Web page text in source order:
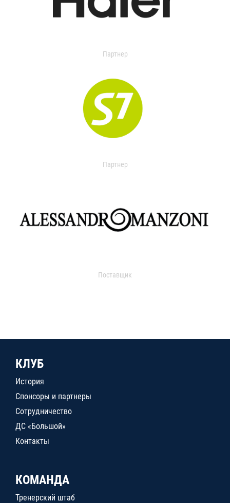
Партнер
Партнер
Поставщик
КЛУБ
История
Спонсоры и партнеры
Сотрудничество
ДС «Большой»
Контакты
КОМАНДА
Тренерский штаб